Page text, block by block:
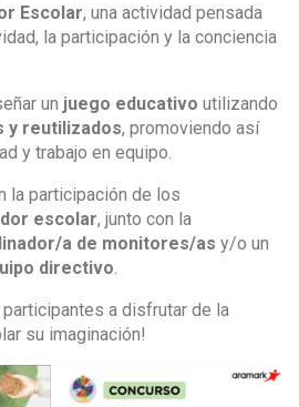
Escolar, una actividad pensada
la participación y la conciencia
un juego educativo utilizando
y reutilizados, promoviendo así
y trabajo en equipo.
la participación de los
escolar, junto con la
a de monitores/as y/o un
directivo.
a disfrutar de la
su imaginación!